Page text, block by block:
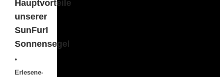
Hauptvorteile
unserer
SunFurl
Sonnensegel
•
Erlesene-